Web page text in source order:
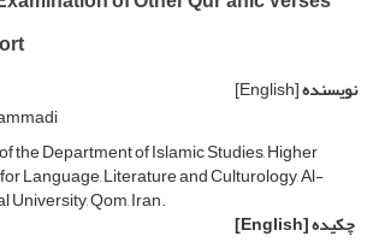
نویسنده[English]
the Department of Islamic Studies, Higher
Language, Literature and Culturology, Al-
Qom, Iran.
چکیده[English]